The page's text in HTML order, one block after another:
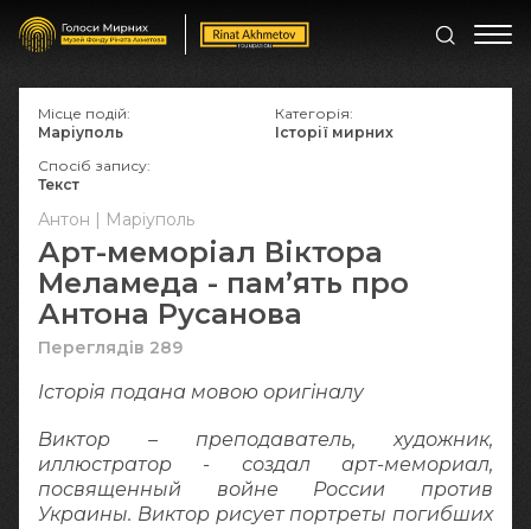
Антон | Маріуполь
Арт-меморіал Віктора
Меламеда - памʼять про
Антона Русанова
Переглядів 289
Історія подана мовою оригіналy
Виктор – преподаватель, художник,
иллюстратор - создал арт-мемориал,
посвященный войне России против
Украины. Виктор рисует портреты погибших
Місце подій:
Маріуполь
Категорія:
Історії мирних
Спосіб запису:
Текст